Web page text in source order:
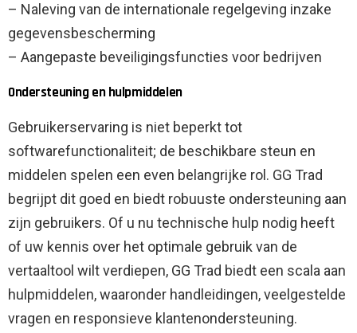
– Naleving van de internationale regelgeving inzake
gegevensbescherming
– Aangepaste beveiligingsfuncties voor bedrijven
Ondersteuning en hulpmiddelen
Gebruikerservaring is niet beperkt tot
softwarefunctionaliteit; de beschikbare steun en
middelen spelen een even belangrijke rol. GG Trad
begrijpt dit goed en biedt robuuste ondersteuning aan
zijn gebruikers. Of u nu technische hulp nodig heeft
of uw kennis over het optimale gebruik van de
vertaaltool wilt verdiepen, GG Trad biedt een scala aan
hulpmiddelen, waaronder handleidingen, veelgestelde
vragen en responsieve klantenondersteuning.